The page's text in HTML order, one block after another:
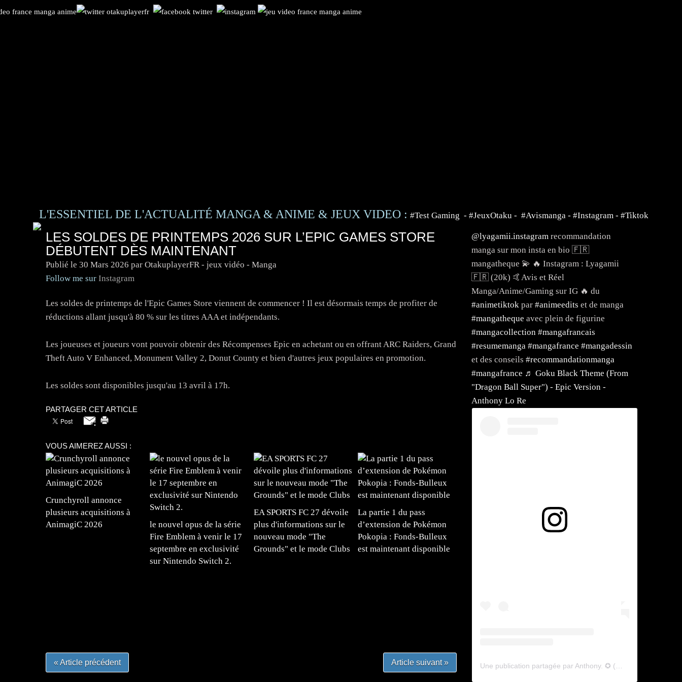
L'ESSENTIEL DE L'ACTUALITÉ MANGA & ANIME & JEUX VIDEO : #Test Gaming - #JeuxOtaku - #Avismanga - #Instagram - #Tiktok
LES SOLDES DE PRINTEMPS 2026 SUR L’EPIC GAMES STORE
DÉBUTENT DÈS MAINTENANT
Publié le 30 Mars 2026 par OtakuplayerFR - jeux vidéo - Manga
Follow me sur Instagram
Les soldes de printemps de l'Epic Games Store viennent de commencer ! Il est désormais temps de profiter de
réductions allant jusqu'à 80 % sur les titres AAA et indépendants.
Les joueuses et joueurs vont pouvoir obtenir des Récompenses Epic en achetant ou en offrant ARC Raiders, Grand
Theft Auto V Enhanced, Monument Valley 2, Donut County et bien d'autres jeux populaires en promotion.
Les soldes sont disponibles jusqu'au 13 avril à 17h.
PARTAGER CET ARTICLE
VOUS AIMEREZ AUSSI :
Crunchyroll annonce
plusieurs acquisitions à
AnimagiC 2026
le nouvel opus de la série
Fire Emblem à venir le 17
septembre en exclusivité
sur Nintendo Switch 2.
EA SPORTS FC 27 dévoile
plus d'informations sur le
nouveau mode "The
Grounds" et le mode Clubs
La partie 1 du pass
d’extension de Pokémon
Pokopia : Fonds-Bulleux
est maintenant disponible
« Article précédent Article suivant »
@lyagamii.instagram recommandation
manga sur mon insta en bio 🇫🇷
mangatheque 💫 🔥 Instagram : Lyagamii
🇫🇷 (20k) 🤙Avis et Réel
Manga/Anime/Gaming sur IG 🔥 du
#animetiktok par #animeedits et de manga
#mangatheque avec plein de figurine
#mangacollection #mangafrancais
#resumemanga #mangafrance #mangadessin
et des conseils #recommandationmanga
#mangafrance ♬ Goku Black Theme (From
"Dragon Ball Super") - Epic Version -
Anthony Lo Re